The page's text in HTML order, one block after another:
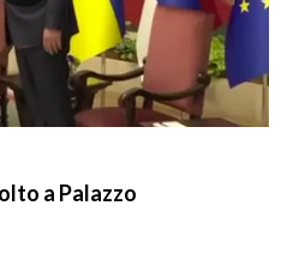
a Palazzo